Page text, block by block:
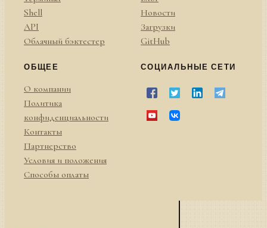
Shell
API
Облачный бэктестер
Новости
Загрузки
GitHub
ОБЩЕЕ
О компании
Политика
конфиденциальности
Контакты
Партнерство
Условия и положения
Способы оплаты
СОЦИАЛЬНЫЕ СЕТИ